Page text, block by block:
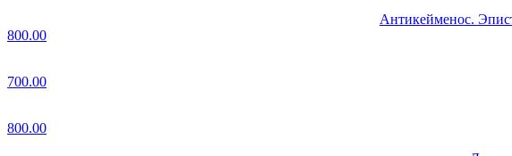
Антикейменос.
800.00
700.00
800.00